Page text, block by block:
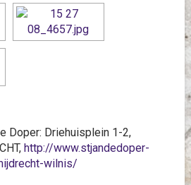
Doper: Driehuisplein 1-2,
http://www.stjandedoper-
wilnis/